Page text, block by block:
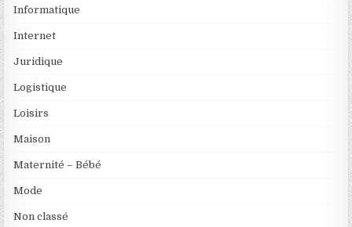
Informatique
Internet
Juridique
Logistique
Loisirs
Maison
Maternité – Bébé
Mode
Non classé